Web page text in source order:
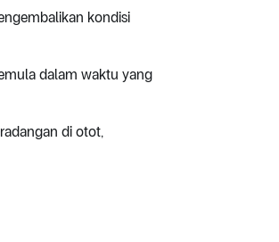
kondisi
dalam waktu yang
di otot,